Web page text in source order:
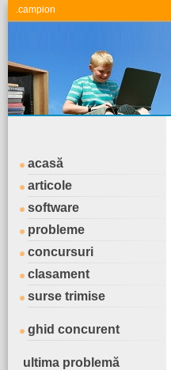
.campion
acasă
articole
software
probleme
concursuri
clasament
surse trimise
ghid concurent
ultima problemă